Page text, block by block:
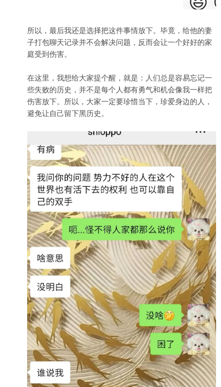
所以，最后我还是选择把这件事情放下。毕竟，给他的妻
子打包聊天记录并不会解决问题，反而会让一个好好的家
庭受到伤害。
在这里，我想给大家提个醒，就是：人们总是容易忘记一
些失败的历史，并不是每个人都有勇气和机会像我一样把
伤害放下。所以，大家一定要珍惜当下，珍爱身边的人，
避免让自己留下黑历史。